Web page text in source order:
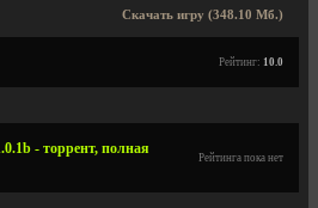
Скачать игру (348.10 Мб.)
Рейтинг: 10.0
- торрент, полная
Рейтинга пока нет